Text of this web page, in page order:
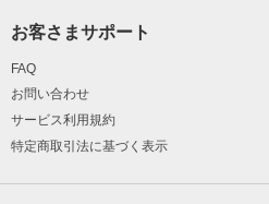
お客さまサポート
FAQ
お問い合わせ
サービス利用規約
特定商取引法に基づく表示